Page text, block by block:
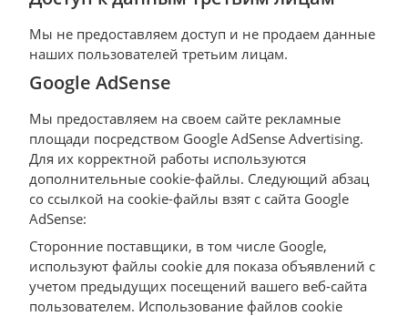
Мы не предоставляем доступ и не продаем данные
наших пользователей третьим лицам.
Google AdSense
Мы предоставляем на своем сайте рекламные
площади посредством Google AdSense Advertising.
Для их корректной работы используются
дополнительные cookie-файлы. Следующий абзац
со ссылкой на сookie-файлы взят с сайта Google
AdSense:
Сторонние поставщики, в том числе Google,
используют файлы cookie для показа объявлений с
учетом предыдущих посещений вашего веб-сайта
пользователем. Использование файлов cookie